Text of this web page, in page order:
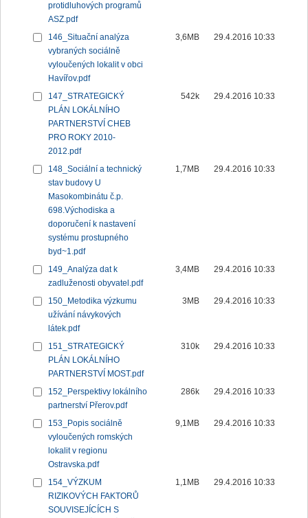
protidluhových programů
ASZ.pdf
146_Situační analýza
vybraných sociálně
vyloučených lokalit v obci
Havířov.pdf
3,6MB 29.4.2016 10:33
147_STRATEGICKÝ
PLÁN LOKÁLNÍHO
PARTNERSTVÍ CHEB
PRO ROKY 2010-
2012.pdf
542k 29.4.2016 10:33
148_Sociální a technický
stav budovy U
Masokombinátu č.p.
698.Východiska a
doporučení k nastavení
systému prostupného
byd~1.pdf
1,7MB 29.4.2016 10:33
149_Analýza dat k
zadluženosti obyvatel.pdf
3,4MB 29.4.2016 10:33
150_Metodika výzkumu
užívání návykových
látek.pdf
3MB 29.4.2016 10:33
151_STRATEGICKÝ
PLÁN LOKÁLNÍHO
PARTNERSTVÍ MOST.pdf
310k 29.4.2016 10:33
152_Perspektivy lokálního
partnerství Přerov.pdf
286k 29.4.2016 10:33
153_Popis sociálně
vyloučených romských
lokalit v regionu
Ostravska.pdf
9,1MB 29.4.2016 10:33
154_VÝZKUM
RIZIKOVÝCH FAKTORŮ
SOUVISEJÍCÍCH S
1,1MB 29.4.2016 10:33